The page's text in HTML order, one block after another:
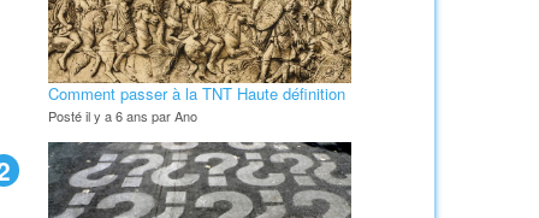
Comment passer à la TNT Haute définition
Posté il y a 6 ans par Ano